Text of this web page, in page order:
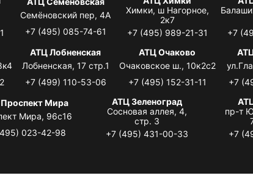
Семёновский пер, 4А
+7 (495) 085-74-61
Химки, ш Нагорное,
2к7
+7 (495) 989-21-31
+7
АТЦ Лобненская
Лобненская, 17 стр.1
+7 (499) 110-53-06
АТЦ Очаково
Очаковское ш., 10к2с2
+7 (495) 152-31-11
+7
Мира
Мира, 96с16
023-42-98
АТЦ Зеленоград
Сосновая аллея, 4,
стр. 3
+7 (495) 431-00-33
пр-т
+7